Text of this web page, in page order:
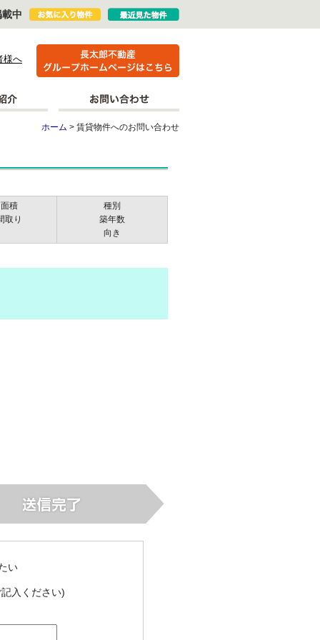
中
様へ
ホーム > 賃貸物件へのお問い合わせ
面積
取り
種別
築年数
向き
い
入ください)